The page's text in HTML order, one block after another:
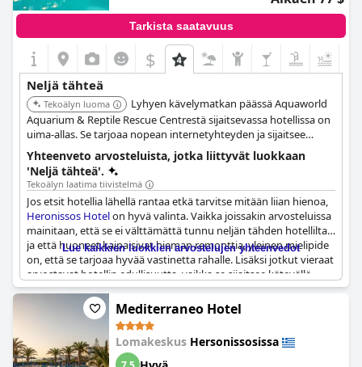
Tarkista saatavuus
$
Neljä tähteä
Tekoälyn luoma
Lyhyen kävelymatkan päässä Aquaworld
Aquarium & Reptile Rescue Centrestä sijaitsevassa hotellissa on
uima-allas. Se tarjoaa nopean internetyhteyden ja sijaitsee
kätevästi lähellä kaupungin keskustaa. Se tarjoaa myös ilmaisen
aamiaisen ja kaupunkinäköalan.
Yhteenveto arvosteluista, jotka liittyvät luokkaan
'Neljä tähteä'.
Tekoälyn laatima tiivistelmä
Jos etsit hotellia lähellä rantaa etkä tarvitse mitään liian hienoa,
Heronissos Hotelon hyvä valinta. Vaikka joissakin arvosteluissa
mainitaan, että se ei välttämättä tunnu neljän tähden hotellilta
ja että huoneet kaipaisivat hieman remonttia, yleinen mielipide
on, että se tarjoaa hyvää vastinetta rahalle. Lisäksi jotkut vieraat
arvostavat hotellin edullisuutta, vaikka se sijaitsee kätevällä
paikalla.
Lue kaikkien luokkien arvostelujen yhteenvedot
Mediterraneo Hotel
Lomakeskus Hersonissosissa